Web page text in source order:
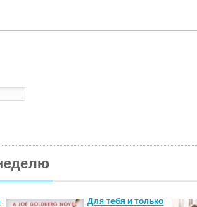
Для тебя и только